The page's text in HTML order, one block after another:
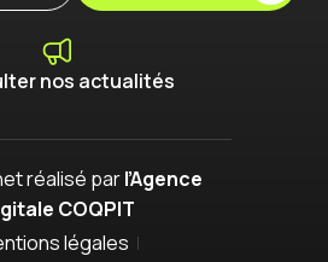
nos actualités
réalisé parl’Agence
COQPIT
légales